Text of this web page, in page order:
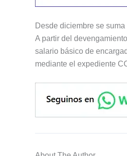
Desde diciembre se
A partir del
salario básico de
mediante el expediente